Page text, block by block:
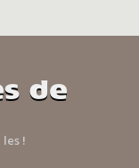
de
!